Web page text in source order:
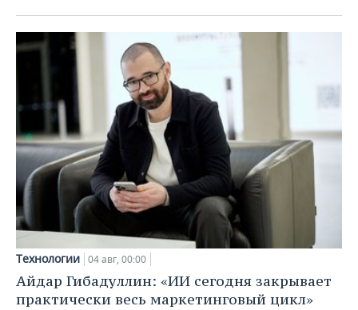
Технологии 04 авг, 00:00
Айдар Гибадуллин: «ИИ сегодня закрывает
практически весь маркетинговый цикл»